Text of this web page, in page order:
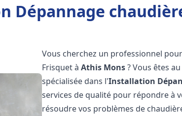
Dépannage
Vous cherchez un professionnel
Frisquet àAthis Mons? Vous êtes
spécialisée dans l'Installation
services de qualité pour répondre à
résoudre vos problèmes de